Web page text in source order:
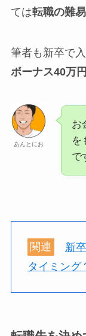
ては転職の難
筆者も新卒で
ボーナス40万
あんとにお
お
を
で
関連
新
タイミング